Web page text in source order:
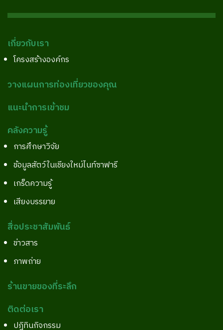
เกี่ยวกับเรา
โครงสร้างองค์กร
วางแผนการท่องเที่ยวของคุณ
แนะนำการเข้าชม
คลังความรู้
การศึกษาวิจัย
ข้อมูลสัตว์ในเชียงใหม่ไนท์ซาฟารี
เกร็ดความรู้
เสียงบรรยาย
สื่อประชาสัมพันธ์
ข่าวสาร
ภาพถ่าย
ร้านขายของที่ระลึก
ติดต่อเรา
ปฎิทินกิจกรรม